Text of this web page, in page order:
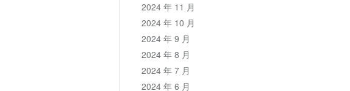
2024 年 11 月
2024 年 10 月
2024 年 9 月
2024 年 8 月
2024 年 7 月
2024 年 6 月